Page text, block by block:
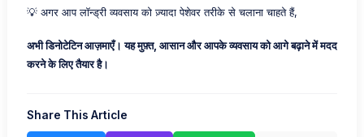
💡 अगर आप लॉन्ड्री व्यवसाय को ज़्यादा पेशेवर तरीके से चलाना चाहते हैं,
अभी डिनोटेटिन आज़माएँ। यह मुफ़्त, आसान और आपके व्यवसाय को आगे बढ़ाने में मदद
करने के लिए तैयार है।
Share This Article